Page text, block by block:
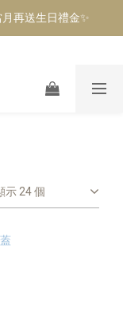
再送生日禮金✨
再送生日禮金✨
運費✨
再送生日禮金✨
示 24 個